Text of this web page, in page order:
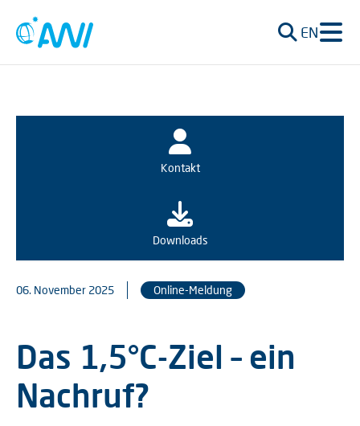
EN
Kontakt
Downloads
06. November 2025 Online-Meldung
Das 1,5°C-Ziel – ein
Nachruf?